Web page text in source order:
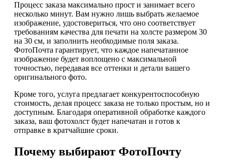
Процесс заказа максимально прост и занимает всего
несколько минут. Вам нужно лишь выбрать желаемое
изображение, удостовериться, что оно соответствует
требованиям качества для печати на холсте размером 30
на 30 см, и заполнить необходимые поля заказа.
ФотоПочта гарантирует, что каждое напечатанное
изображение будет воплощено с максимальной
точностью, передавая все оттенки и детали вашего
оригинального фото.
Кроме того, услуга предлагает конкурентоспособную
стоимость, делая процесс заказа не только простым, но и
доступным. Благодаря оперативной обработке каждого
заказа, ваш фотохолст будет напечатан и готов к
отправке в кратчайшие сроки.
Почему выбирают ФотоПочту